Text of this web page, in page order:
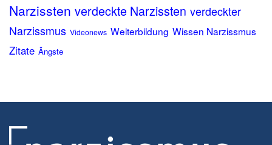
Narzissten verdeckte Narzissten verdeckter
Narzissmus Videonews Weiterbildung Wissen Narzissmus
Zitate Ängste